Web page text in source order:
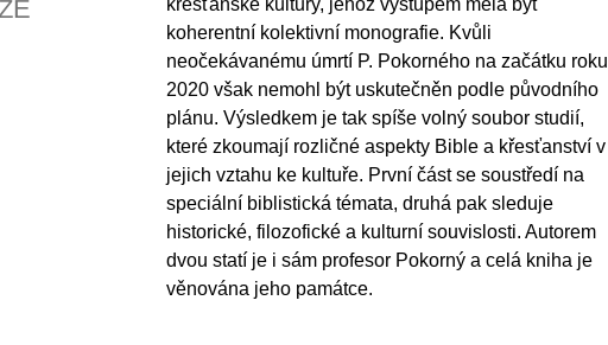
koherentní kolektivní monografie. Kvůli
neočekávanému úmrtí P. Pokorného na začátku roku
2020 však nemohl být uskutečněn podle původního
plánu. Výsledkem je tak spíše volný soubor studií,
které zkoumají rozličné aspekty Bible a křesťanství v
jejich vztahu ke kultuře. První část se soustředí na
speciální biblistická témata, druhá pak sleduje
historické, filozofické a kulturní souvislosti. Autorem
dvou statí je i sám profesor Pokorný a celá kniha je
věnována jeho památce.